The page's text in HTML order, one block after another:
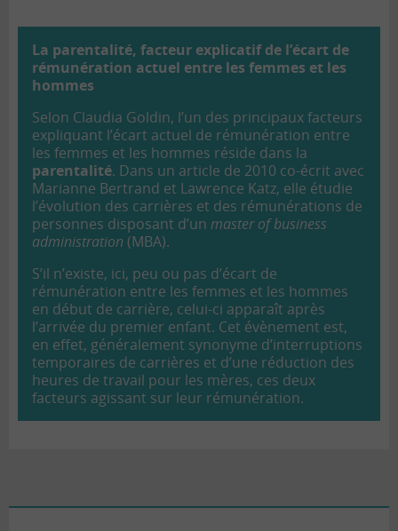
La parentalité, facteur explicatif de l’écart de
rémunération actuel entre les femmes et les
hommes
Selon Claudia Goldin, l’un des principaux facteurs
expliquant l’écart actuel de rémunération entre
les femmes et les hommes réside dans la
parentalité. Dans un article de 2010 co-écrit avec
Marianne Bertrand et Lawrence Katz, elle étudie
l’évolution des carrières et des rémunérations de
personnes disposant d’un master of business
administration (MBA).
S’il n’existe, ici, peu ou pas d’écart de
rémunération entre les femmes et les hommes
en début de carrière, celui-ci apparaît après
l’arrivée du premier enfant. Cet évènement est,
en effet, généralement synonyme d’interruptions
temporaires de carrières et d’une réduction des
heures de travail pour les mères, ces deux
facteurs agissant sur leur rémunération.